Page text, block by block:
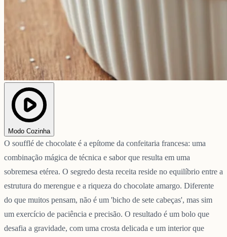
Modo Cozinha
O soufflé de chocolate é a epítome da confeitaria francesa: uma
combinação mágica de técnica e sabor que resulta em uma
sobremesa etérea. O segredo desta receita reside no equilíbrio entre a
estrutura do merengue e a riqueza do chocolate amargo. Diferente
do que muitos pensam, não é um 'bicho de sete cabeças', mas sim
um exercício de paciência e precisão. O resultado é um bolo que
desafia a gravidade, com uma crosta delicada e um interior que